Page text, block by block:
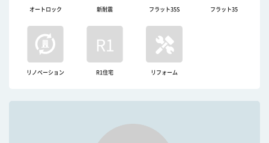
オートロック 新耐震 フラット35S フラット35
リノベーション R1住宅 リフォーム